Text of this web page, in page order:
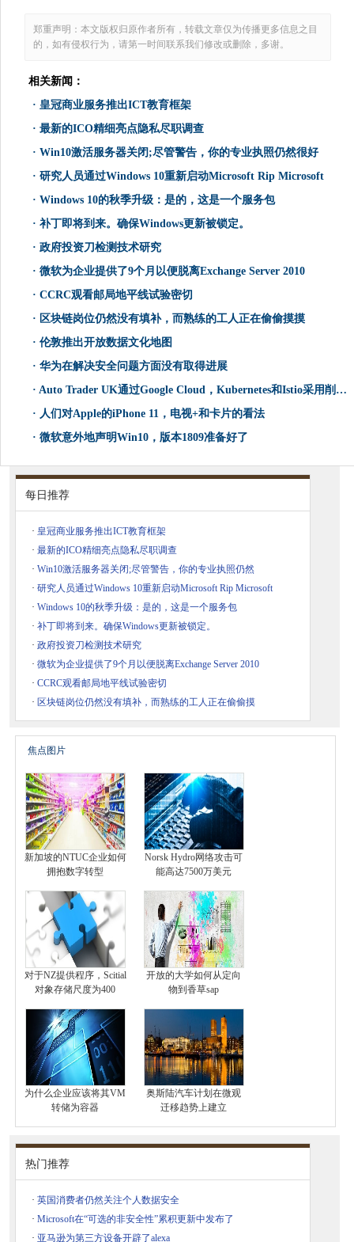
郑重声明：本文版权归原作者所有，转载文章仅为传播更多信息之目
的，如有侵权行为，请第一时间联系我们修改或删除，多谢。
相关新闻：
· 皇冠商业服务推出ICT教育框架
· 最新的ICO精细亮点隐私尽职调查
· Win10激活服务器关闭;尽管警告，你的专业执照仍然很好
· 研究人员通过Windows 10重新启动Microsoft Rip Microsoft
· Windows 10的秋季升级：是的，这是一个服务包
· 补丁即将到来。确保Windows更新被锁定。
· 政府投资刀检测技术研究
· 微软为企业提供了9个月以便脱离Exchange Server 2010
· CCRC观看邮局地平线试验密切
· 区块链岗位仍然没有填补，而熟练的工人正在偷偷摸摸
· 伦敦推出开放数据文化地图
· 华为在解决安全问题方面没有取得进展
· Auto Trader UK通过Google Cloud，Kubernetes和Istio采用削减IT资源使用
· 人们对Apple的iPhone 11，电视+和卡片的看法
· 微软意外地声明Win10，版本1809准备好了
每日推荐
· 皇冠商业服务推出ICT教育框架
· 最新的ICO精细亮点隐私尽职调查
· Win10激活服务器关闭;尽管警告，你的专业执照仍然
· 研究人员通过Windows 10重新启动Microsoft Rip Microsoft
· Windows 10的秋季升级：是的，这是一个服务包
· 补丁即将到来。确保Windows更新被锁定。
· 政府投资刀检测技术研究
· 微软为企业提供了9个月以便脱离Exchange Server 2010
· CCRC观看邮局地平线试验密切
· 区块链岗位仍然没有填补，而熟练的工人正在偷偷摸
焦点图片
新加坡的NTUC企业如何
拥抱数字转型
Norsk Hydro网络攻击可
能高达7500万美元
对于NZ提供程序，Scitial
对象存储尺度为400
开放的大学如何从定向
物到香草sap
为什么企业应该将其VM
转储为容器
奥斯陆汽车计划在微观
迁移趋势上建立
热门推荐
· 英国消费者仍然关注个人数据安全
· Microsoft在“可选的非安全性”累积更新中发布了
· 亚马逊为第三方设备开辟了alexa